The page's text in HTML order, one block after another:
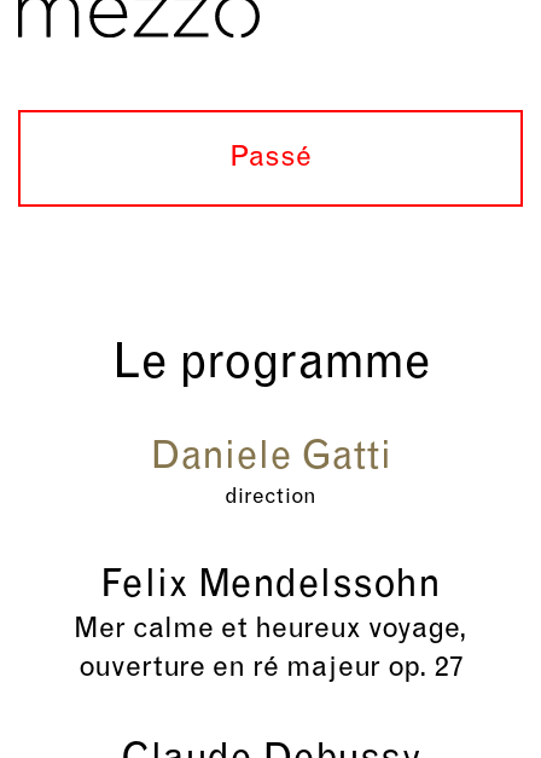
Passé
Le programme
Daniele Gatti
direction
Felix Mendelssohn
Mer calme et heureux voyage,
ouverture en ré majeur op. 27